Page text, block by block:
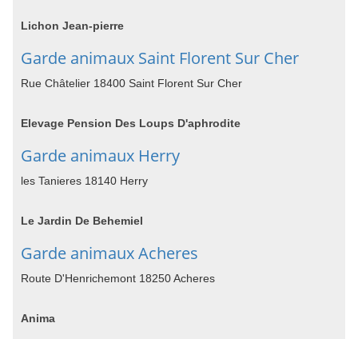
Lichon Jean-pierre
Garde animaux Saint Florent Sur Cher
Rue Châtelier 18400 Saint Florent Sur Cher
Elevage Pension Des Loups D'aphrodite
Garde animaux Herry
les Tanieres 18140 Herry
Le Jardin De Behemiel
Garde animaux Acheres
Route D'Henrichemont 18250 Acheres
Anima